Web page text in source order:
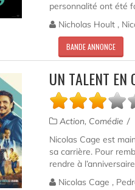
personnalité ont été
Nicholas Hoult ,
BANDE ANNONCE
UN TALENT EN
Action, Comédie
Nicolas Cage est
sa carrière. Pour
rendre à
Nicolas Cage ,